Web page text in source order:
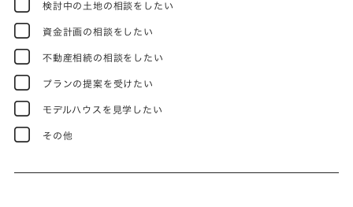
検討中の土地の相談をしたい
資金計画の相談をしたい
不動産相続の相談をしたい
プランの提案を受けたい
モデルハウスを見学したい
その他